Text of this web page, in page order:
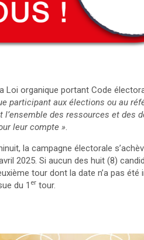
Loi organique portant Code
participant aux élections ou au
des ressources et des
leur compte ».
la campagne électorale
2025. Si aucun des huit (8)
tour dont la date n’a pas
du 1 er tour.